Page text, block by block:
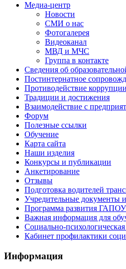
Медиа-центр
Новости
СМИ о нас
Фотогалерея
Видеоканал
МВД и МЧС
Группа в контакте
Сведения об
Постинтернатное
Противодействие коррупции
Традиции и достижения
Взаимодействие с
Форум
Полезные ссылки
Обучение
Карта сайта
Наши изделия
Конкурсы и публикации
Анкетирование
Отзывы
Подготовка водителей
Учредительные документы
Программа развития
Важная информация для
Социально-
Кабинет профилактики
Информация